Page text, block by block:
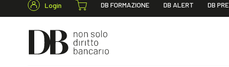
WEBINAR / 29
Login DB FORMAZIONE DB ALERT DB